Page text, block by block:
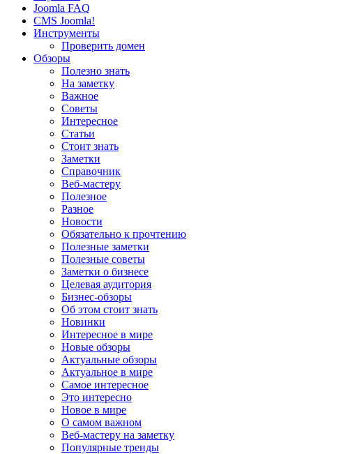
Joomla FAQ
CMS Joomla!
Инструменты
Проверить домен
Обзоры
Полезно знать
На заметку
Важное
Советы
Интересное
Статьи
Стоит знать
Заметки
Справочник
Веб-мастеру
Полезное
Разное
Новости
Обязательно к прочтению
Полезные заметки
Полезные советы
Заметки о бизнесе
Целевая аудитория
Бизнес-обзоры
Об этом стоит знать
Новинки
Интересное в мире
Новые обзоры
Актуальные обзоры
Актуальное в мире
Самое интересное
Это интересно
Новое в мире
О самом важном
Веб-мастеру на заметку
Популярные тренды